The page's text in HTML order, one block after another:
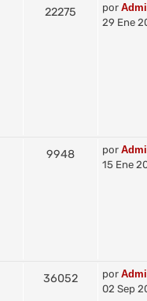
22275 por
29 Ene
9948 por
15 Ene
36052 por
02 Sep